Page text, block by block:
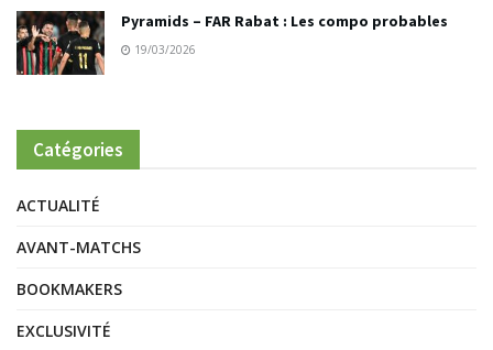
Pyramids – FAR Rabat : Les compo probables
19/03/2026
Catégories
ACTUALITÉ
AVANT-MATCHS
BOOKMAKERS
EXCLUSIVITÉ